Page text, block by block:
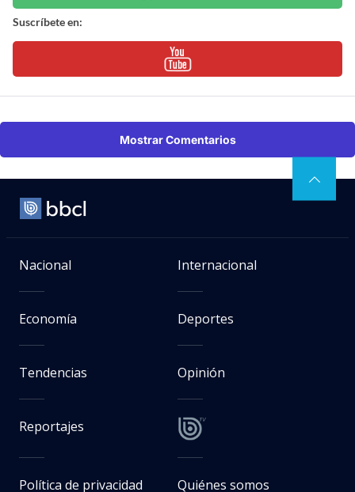
Suscríbete en:
Mostrar Comentarios
Nacional Internacional
Economía Deportes
Tendencias Opinión
Reportajes
Política de privacidad Quiénes somos